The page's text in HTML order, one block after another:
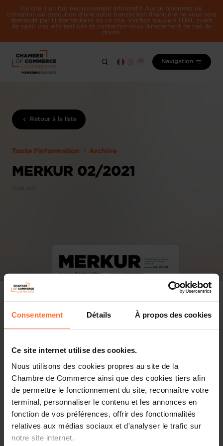
Consentement Détails À propos des cookies
Ce site internet utilise des cookies.
Nous utilisons des cookies propres au site de la
Chambre de Commerce ainsi que des cookies tiers afin
de permettre le fonctionnement du site, reconnaître votre
terminal, personnaliser le contenu et les annonces en
fonction de vos préférences, offrir des fonctionnalités
relatives aux médias sociaux et d'analyser le trafic sur
notre site internet.
Ce site a un but exclusivement informatif. Aucun paiement de
cotisation ou exécution d'une autre transaction financière ne vous sera
demandé par l'intermédiaire de ce site. Vérifiez toujours l'URL avant
de saisir vos informations et contactez-nous directement en cas de
doute.
Navigation
Retour à la liste
Toute l'information Archive
MERKUR 02/2021
PDF, 11.8 Mo